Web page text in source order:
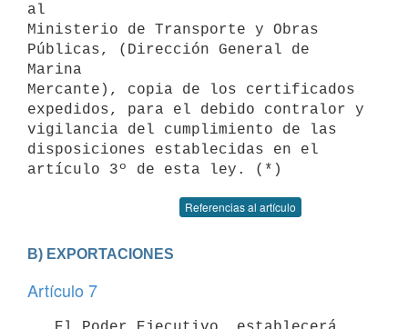
al
Ministerio de Transporte y Obras
Públicas, (Dirección General de
Marina
Mercante), copia de los certificados
expedidos, para el debido contralor y
vigilancia del cumplimiento de las
disposiciones establecidas en el
Referencias al artículo
B) EXPORTACIONES
Artículo 7